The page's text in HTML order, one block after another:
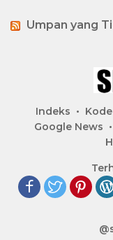
Umpan yang
Indeks
Google News